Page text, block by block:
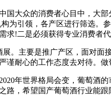
大众的消费者心目中，大
为引领，各产区进行筛选。
!二是必须获得专业消费者
。主要是推广产区，面对
耐心的工作态度去对待。做
年世界格局会变，葡萄酒
，希望国产葡萄酒行业能